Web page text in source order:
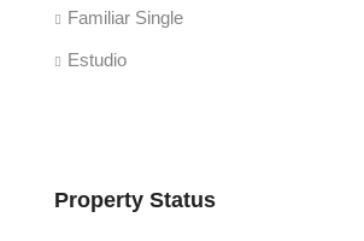
Familiar Single
Estudio
Property Status